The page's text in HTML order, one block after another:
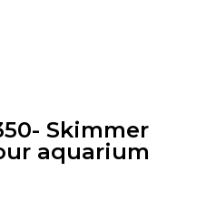
Skimmer
aquarium